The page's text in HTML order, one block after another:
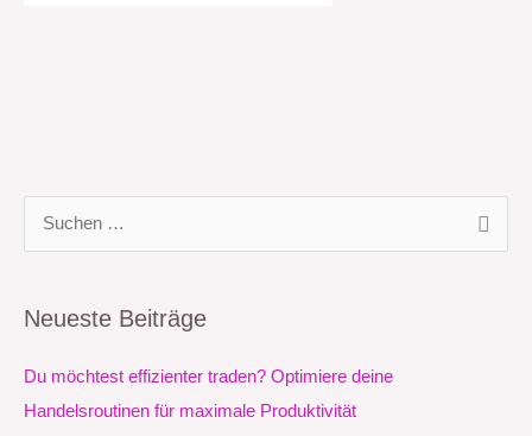
h
e
n
Neueste Beiträge
Du möchtest effizienter traden? Optimiere deine
Handelsroutinen für maximale Produktivität